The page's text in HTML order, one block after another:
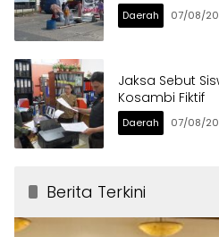
Daerah 07/08/
Jaksa Sebut
Kosambi Fiktif
Daerah 07/08/
Berita Terkini